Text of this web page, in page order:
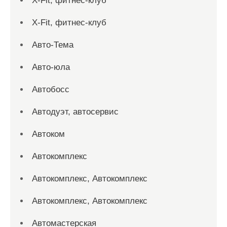
X-Fit, фитнес-клуб
Авто-Тема
Авто-юла
Автобосс
Автодуэт, автосервис
Автоком
Автокомплекс
Автокомплекс, Автокомплекс
Автокомплекс, Автокомплекс
Автомастерская